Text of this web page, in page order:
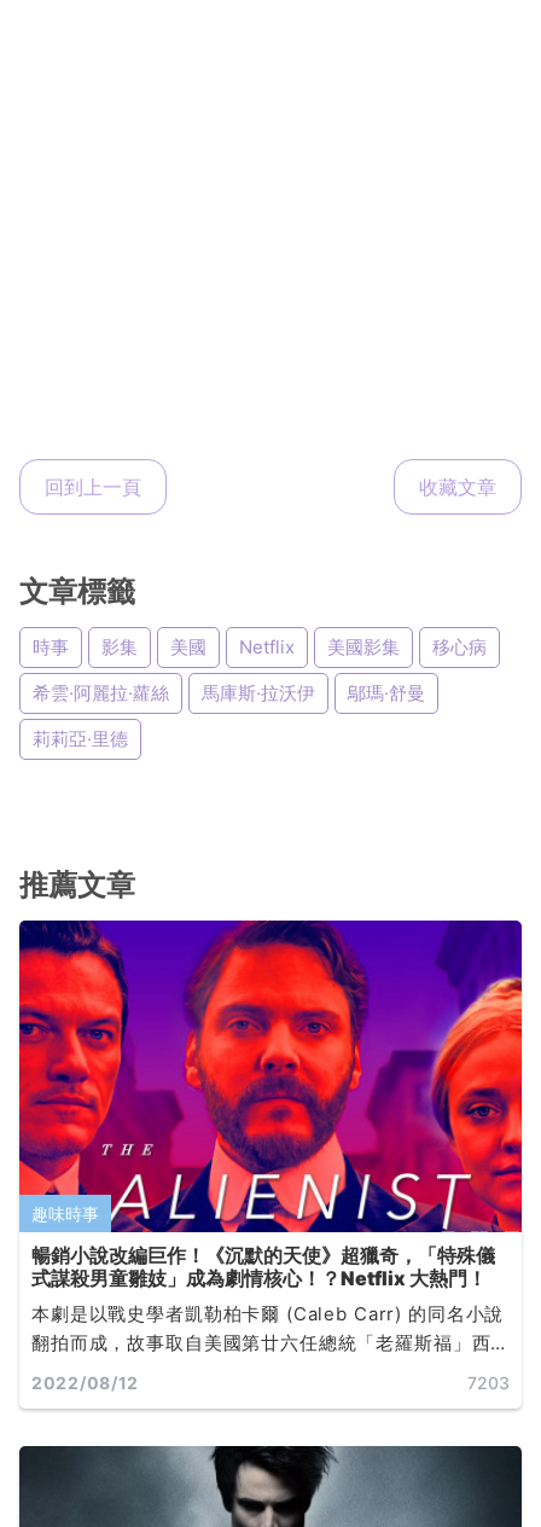
回到上一頁 收藏文章
文章標籤
時事 影集 美國 Netflix 美國影集
移心病
希雲·阿麗拉·蘿絲
馬庫斯·拉沃伊
鄔瑪·舒曼
莉莉亞·里德
推薦文章
趣味時事
暢銷小說改編巨作！《沉默的天使》超獵奇，「特殊儀
式謀殺男童雛妓」成為劇情核心！？Netflix 大熱門！
本劇是以戰史學者凱勒柏卡爾 (Caleb Carr) 的同名小說
翻拍而成，故事取自美國第廿六任總統「老羅斯福」西
奧多羅斯福 (Theodore Roosevelt) 任職紐約市警局局
2022/08/12 7203